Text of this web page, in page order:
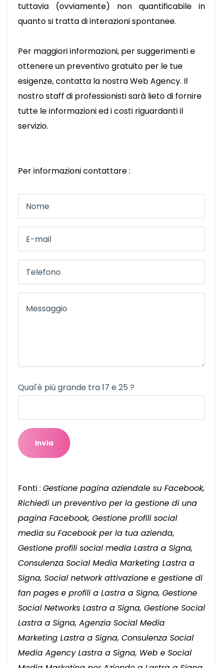
tuttavia (ovviamente) non quantificabile in
quanto si tratta di interazioni spontanee.
Per maggiori informazioni, per suggerimenti e
ottenere un preventivo gratuito per le tue
esigenze, contatta la nostra Web Agency. Il
nostro staff di professionisti sarà lieto di fornire
tutte le informazioni ed i costi riguardanti il
servizio.
Per informazioni contattare :
Qual'è più grande tra 17 e 25 ?
Fonti : Gestione pagina aziendale su Facebook,
Richiedi un preventivo per la gestione di una
pagina Facebook, Gestione profili social
media su Facebook per la tua azienda,
Gestione profili social media Lastra a Signa,
Consulenza Social Media Marketing Lastra a
Signa, Social network attivazione e gestione di
fan pages e profili a Lastra a Signa, Gestione
Social Networks Lastra a Signa, Gestione Social
Lastra a Signa, Agenzia Social Media
Marketing Lastra a Signa, Consulenza Social
Media Agency Lastra a Signa, Web e Social